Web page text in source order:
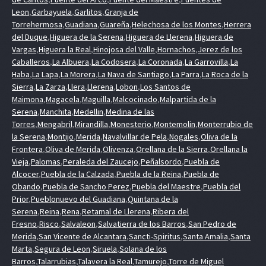
Leon,Garbayuela,Garlitos,Granja de
Torrehermosa,Guadiana,Guareña,Helechosa de los Montes,Herrera
del Duque,Higuera de la Serena,Higuera de Llerena,Higuera de
Vargas,Higuera la Real,Hinojosa del Valle,Hornachos,Jerez de los
Caballeros,La Albuera,La Codosera,La Coronada,La Garrovilla,La
Haba,La Lapa,La Morera,La Nava de Santiago,La Parra,La Roca de la
Sierra,La Zarza,Llera,Llerena,Lobon,Los Santos de
Maimona,Magacela,Maguilla,Malcocinado,Malpartida de la
Serena,Manchita,Medellin,Medina de las
Torres,Mengabril,Mirandilla,Monesterio,Montemolin,Monterrubio de
la Serena,Montijo,Merida,Navalvillar de Pela,Nogales,Oliva de la
Frontera,Oliva de Merida,Olivenza,Orellana de la Sierra,Orellana la
Vieja,Palomas,Peraleda del Zaucejo,Peñalsordo,Puebla de
Alcocer,Puebla de la Calzada,Puebla de la Reina,Puebla de
Obando,Puebla de Sancho Perez,Puebla del Maestre,Puebla del
Prior,Pueblonuevo del Guadiana,Quintana de la
Serena,Reina,Rena,Retamal de Llerena,Ribera del
Fresno,Risco,Salvaleon,Salvatierra de los Barros,San Pedro de
Merida,San Vicente de Alcantara,Sancti-Spiritus,Santa Amalia,Santa
Marta,Segura de Leon,Siruela,Solana de los
Barros,Talarrubias,Talavera la Real,Tamurejo,Torre de Miguel